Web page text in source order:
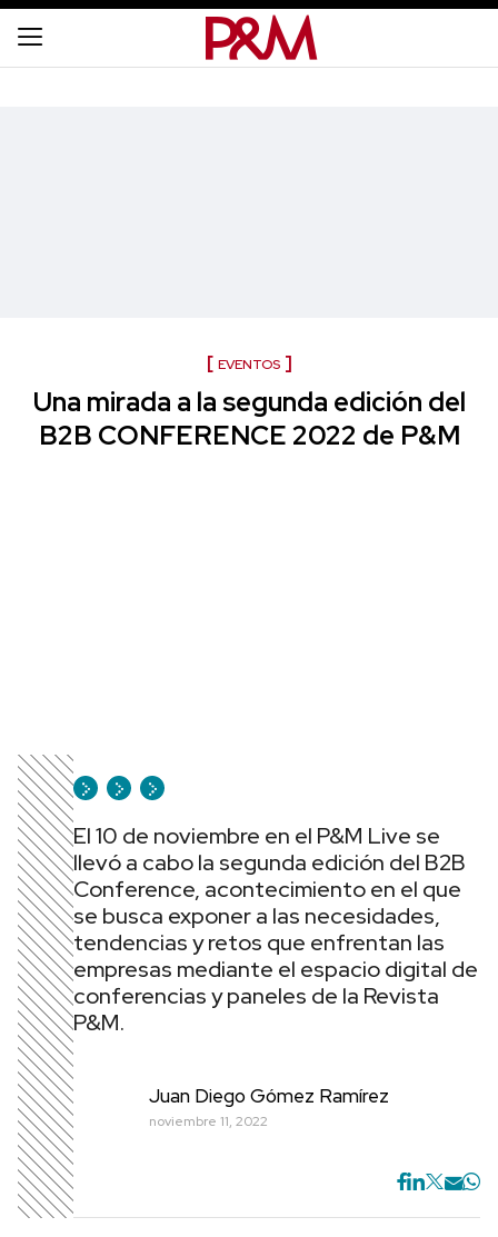
EVENTOS
Una mirada a la segunda edición del
B2B CONFERENCE 2022 de P&M
El 10 de noviembre en el P&M Live se
llevó a cabo la segunda edición del B2B
Conference, acontecimiento en el que
se busca exponer a las necesidades,
tendencias y retos que enfrentan las
empresas mediante el espacio digital de
conferencias y paneles de la Revista
P&M.
Juan Diego Gómez Ramírez
noviembre 11, 2022